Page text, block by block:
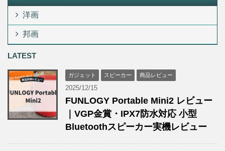
洋画
邦画
LATEST
ガジェット スピーカー 商品レビュー
2025/12/15
FUNLOGY Portable Mini2 レビュー
｜VGP金賞・IPX7防水対応 小型
Bluetoothスピーカー実機レビュー